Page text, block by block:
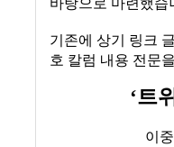
바탕으로 마련했습
기존에 상기 링크
호 칼럼 내용 전문
‘트
이